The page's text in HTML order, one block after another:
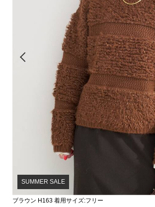
ブラウン H163 着用サイズ:フリー
SUMMER SALE